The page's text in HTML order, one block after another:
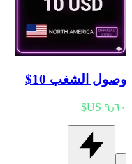
وصول الشغب 10$